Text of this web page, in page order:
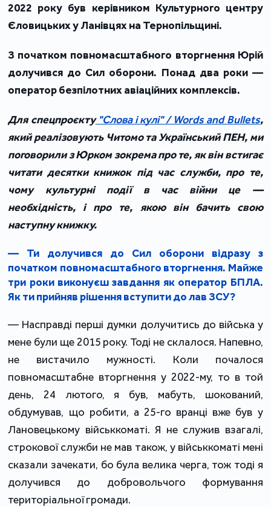
2022 року був керівником Культурного центру
Єловицьких у Ланівцях на Тернопільщині.
З початком повномасштабного вторгнення Юрій
долучився до Сил оборони. Понад два роки —
оператор безпілотних авіаційних комплексів.
Для спецпроєкту "Слова і кулі" / Words and Bullets,
який реалізовують Читомо та Український ПЕН, ми
поговорили з Юрком зокрема про те, як він встигає
читати десятки книжок під час служби, про те,
чому культурні події в час війни це —
необхідність, і про те, якою він бачить свою
наступну книжку.
— Ти долучився до Сил оборони відразу з
початком повномасштабного вторгнення. Майже
три роки виконуєш завдання як оператор БПЛА.
Як ти прийняв рішення вступити до лав ЗСУ?
— Насправді перші думки долучитись до війська у
мене були ще 2015 року. Тоді не склалося. Напевно,
не вистачило мужності. Коли почалося
повномасштабне вторгнення у 2022-му, то в той
день, 24 лютого, я був, мабуть, шокований,
обдумував, що робити, а 25-го вранці вже був у
Лановецькому військкоматі. Я не служив взагалі,
строкової служби не мав також, у військкоматі мені
сказали зачекати, бо була велика черга, тож тоді я
долучився до добровольчого формування
територіальної громади.